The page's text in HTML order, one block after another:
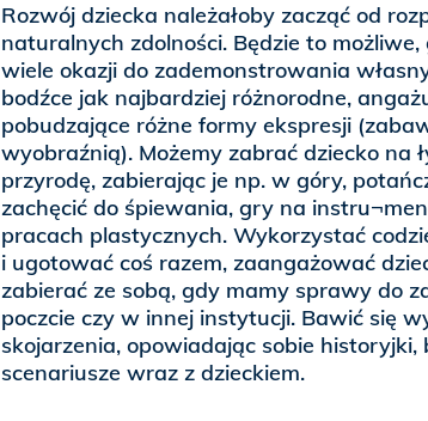
Rozwój dziecka należałoby zacząć od
naturalnych zdolności. Będzie to
wiele okazji do zademonstrowania
bodźce jak najbardziej różnorodne,
pobudzające różne formy ekspresji
wyobraźnią). Możemy zabrać dziecko na
przyrodę, zabierając je np. w góry,
zachęcić do śpiewania, gry na
pracach plastycznych. Wykorzystać
i ugotować coś razem, zaangażować
zabierać ze sobą, gdy mamy sprawy do
poczcie czy w innej instytucji. Bawić się
skojarzenia, opowiadając sobie historyjki,
scenariusze wraz z dzieckiem.